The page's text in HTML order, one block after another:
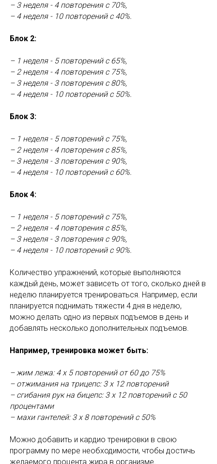
– 3 неделя - 4 повторения с 70%,
– 4 неделя - 10 повторений с 40%.
Блок 2:
– 1 неделя - 5 повторений с 65%,
– 2 неделя - 4 повторения с 75%,
– 3 неделя - 3 повторения с 80%,
– 4 неделя - 10 повторений с 50%.
Блок 3:
– 1 неделя - 5 повторений с 75%,
– 2 неделя - 4 повторения с 85%,
– 3 неделя - 3 повторения с 90%,
– 4 неделя - 10 повторений с 60%.
Блок 4:
– 1 неделя - 5 повторений с 75%,
– 2 неделя - 4 повторения с 85%,
– 3 неделя - 3 повторения с 90%,
– 4 неделя - 10 повторений с 90%.
Количество упражнений, которые выполняются
каждый день, может зависеть от того, сколько дней в
неделю планируется тренироваться. Например, если
планируется поднимать тяжести 4 дня в неделю,
можно делать одно из первых подъемов в день и
добавлять несколько дополнительных подъемов.
Например, тренировка может быть:
– жим лежа: 4 x 5 повторений от 60 до 75%
– отжимания на трицепс: 3 x 12 повторений
– сгибания рук на бицепс: 3 x 12 повторений с 50
процентами
– махи гантелей: 3 x 8 повторений с 50%
Можно добавить и кардио тренировки в свою
программу по мере необходимости, чтобы достичь
желаемого процента жира в организме.